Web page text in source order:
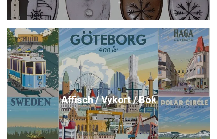
Affisch / Vykort / Bok